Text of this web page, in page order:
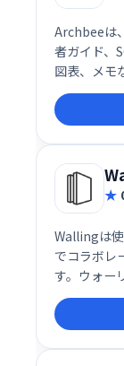
Archbeeは
者ガイド、
図表、メモ
す。チー
短縮、生産
セスとコ
します。
Wallingは
でコラボレ
す。ウォー
になり、
れを置きます